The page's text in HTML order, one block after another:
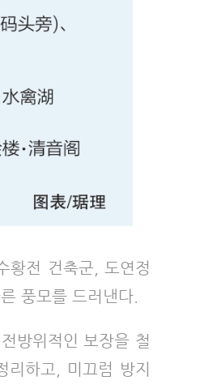
황전 건축군, 도연정
풍모를 드러낸다.
방위적인 보장을 철
하고, 미끄럼 방지